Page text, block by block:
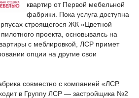
квартир от Первой мебельной
фабрики. Пока услуга доступна
строящегося ЖК «Цветной
проекта, основываясь на
с меблировкой, ЛСР примет
опции на другие свои
совместно с компанией «ЛСР.
в Группу ЛСР — застройщика №2